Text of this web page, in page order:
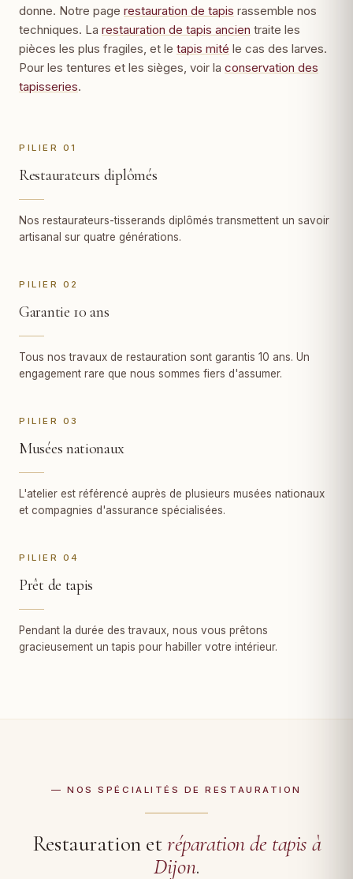
donne. Notre page restauration de tapis rassemble nos
techniques. La restauration de tapis ancien traite les
pièces les plus fragiles, et le tapis mité le cas des larves.
Pour les tentures et les sièges, voir la conservation des
tapisseries.
PILIER 01
Restaurateurs diplômés
Nos restaurateurs-tisserands diplômés transmettent un savoir
artisanal sur quatre générations.
PILIER 02
Garantie 10 ans
Tous nos travaux de restauration sont garantis 10 ans. Un
engagement rare que nous sommes fiers d'assumer.
PILIER 03
Musées nationaux
L'atelier est référencé auprès de plusieurs musées nationaux
et compagnies d'assurance spécialisées.
PILIER 04
Prêt de tapis
Pendant la durée des travaux, nous vous prêtons
gracieusement un tapis pour habiller votre intérieur.
— NOS SPÉCIALITÉS DE RESTAURATION
Restauration etréparation de tapis à
Dijon.